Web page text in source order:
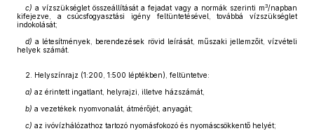
c) a vízszükséglet összeállítását a fejadat vagy a normák szerinti m3/napban
kifejezve, a csúcsfogyasztási igény feltüntetésével, továbbá vízszükséglet
indokolását;
d) a létesítmények, berendezések rövid leírását, műszaki jellemzőit, vízvételi
helyek számát.
2. Helyszínrajz (1:200, 1:500 léptékben), feltüntetve:
a) az érintett ingatlant, helyrajzi, illetve házszámát,
b) a vezetékek nyomvonalát, átmérőjét, anyagát;
c) az ivóvízhálózathoz tartozó nyomásfokozó és nyomáscsökkentő helyét;